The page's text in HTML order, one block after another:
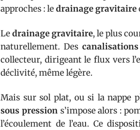
approches : ledrainage gravitaire
Ledrainage gravitaire, le plus
naturellement. Descanalisations
collecteur, dirigeant le flux vers
déclivité, même légère.
Mais sur sol plat, ou si la nappe
sous pressions’impose alors :
l’écoulement de l’eau. Ce